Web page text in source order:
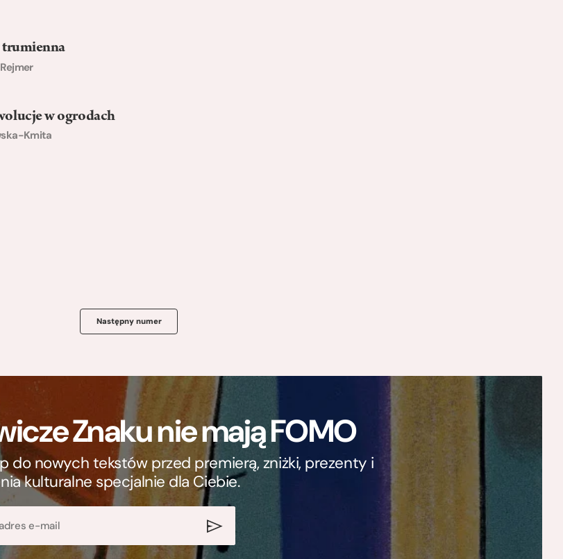
trumienna
w ogrodach
Kmita
Następny numer
Znaku nie mają FOMO
do nowych tekstów przed premierą, zniżki, prezenty i
kulturalne specjalnie dla Ciebie.